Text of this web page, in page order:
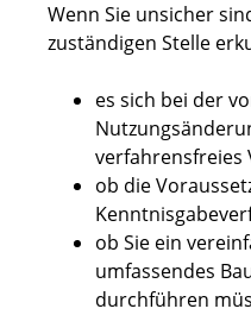
Wenn Sie unsicher
zuständigen Stelle
es sich bei der
verfahrensfreies
ob die
ob Sie ein
umfassendes
durchführen